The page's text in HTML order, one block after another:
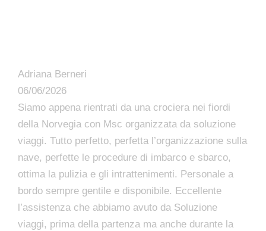
Adriana Berneri
06/06/2026
Siamo appena rientrati da una crociera nei fiordi
della Norvegia con Msc organizzata da soluzione
viaggi. Tutto perfetto, perfetta l’organizzazione sulla
nave, perfette le procedure di imbarco e sbarco,
ottima la pulizia e gli intrattenimenti. Personale a
bordo sempre gentile e disponibile. Eccellente
l’assistenza che abbiamo avuto da Soluzione
viaggi, prima della partenza ma anche durante la